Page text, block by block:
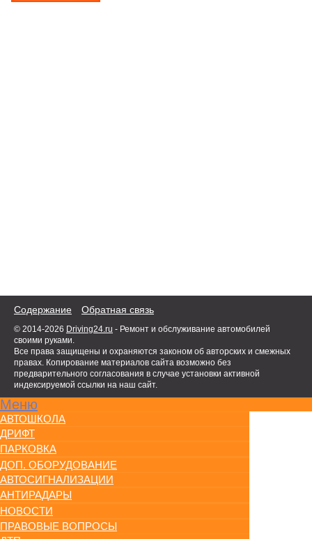
Содержание Обратная связь
© 2014-2026 Driving24.ru - Ремонт и обслуживание автомобилей
своими руками.
Все права защищены и охраняются законом об авторских и смежных
правах. Копирование материалов сайта возможно без
предварительного согласования в случае установки активной
индексируемой ссылки на наш сайт.
Меню
АВТОШКОЛА
ДРИФТ
ПАРКОВКА
ДОП. ОБОРУДОВАНИЕ
АВТОСИГНАЛИЗАЦИИ
АНТИРАДАРЫ
НОВОСТИ
ПРАВОВЫЕ ВОПРОСЫ